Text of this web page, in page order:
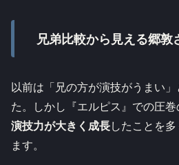
兄弟比較から見える郷敦
以前は「兄の方が演技がうまい
た。しかし『エルピス』での圧巻
演技力が大きく成長したことを
ます。​